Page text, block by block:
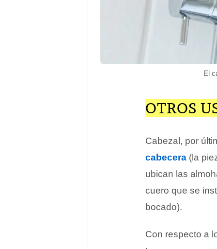
El
OTROS
Cabezal, por
cabecera (la
ubican las
cuero que se
bocado).
Con respecto a